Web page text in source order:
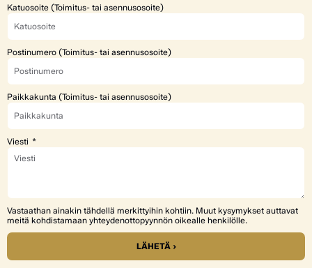
Katuosoite (Toimitus- tai asennusosoite)
Postinumero (Toimitus- tai asennusosoite)
Paikkakunta (Toimitus- tai asennusosoite)
Viesti
Vastaathan ainakin tähdellä merkittyihin kohtiin. Muut kysymykset auttavat
meitä kohdistamaan yhteydenottopyynnön oikealle henkilölle.
LÄHETÄ ›